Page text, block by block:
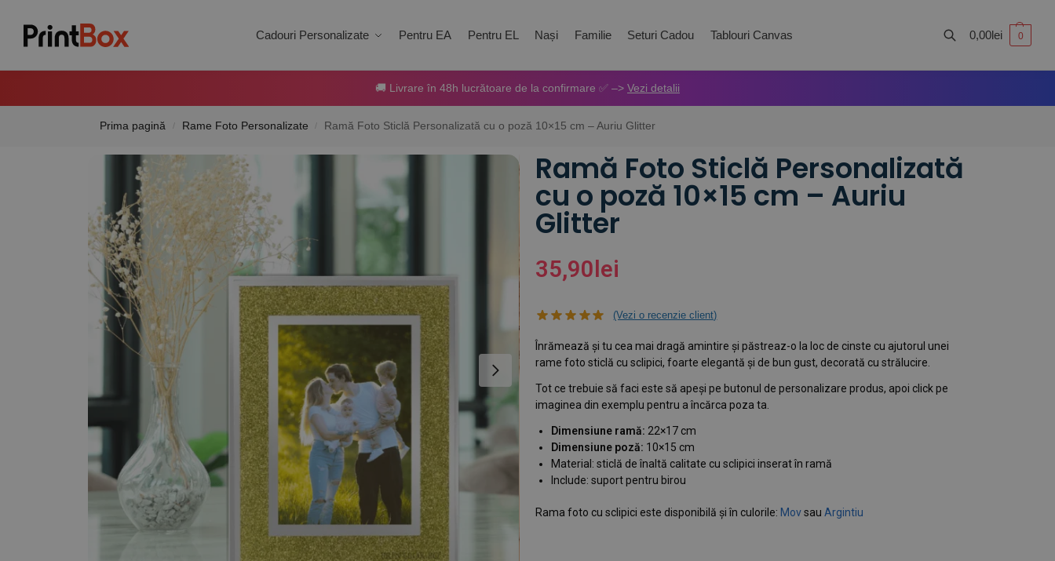
Cadouri Personalizate Pentru EA Pentru EL Nași Familie Seturi Cadou Tablouri Canvas
Search
0,00lei 0
🚚 Livrare în 48h lucrătoare de la confirmare ✅ –> Vezi detalii
Prima pagină / Rame Foto Personalizate / Ramă Foto Sticlă Personalizată cu o poză 10×15 cm – Auriu Glitter
Ramă Foto Sticlă Personalizată
cu o poză 10×15 cm – Auriu
Glitter
35,90 lei
(Vezi o recenzie client)
Înrămează și tu cea mai dragă amintire și păstreaz-o la loc de cinste cu ajutorul unei
rame foto sticlă cu sclipici, foarte elegantă și de bun gust, decorată cu strălucire.
Tot ce trebuie să faci este să apeși pe butonul de personalizare produs, apoi click pe
imaginea din exemplu pentru a încărca poza ta.
Dimensiune ramă: 22×17 cm
Dimensiune poză: 10×15 cm
Material: sticlă de înaltă calitate cu sclipici inserat în ramă
Include: suport pentru birou
Rama foto cu sclipici este disponibilă și în culorile: Movsau Argintiu